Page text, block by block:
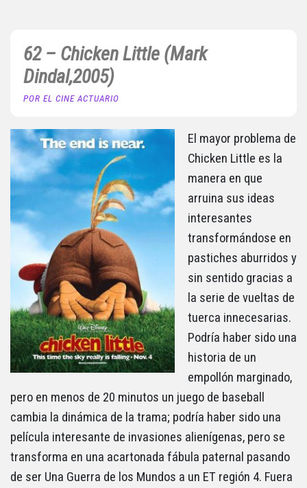
62 – Chicken Little (Mark
Dindal,2005)
POR EL CINE ACTUARIO
El mayor problema de
Chicken Little es la
manera en que
arruina sus ideas
interesantes
transformándose en
pastiches aburridos y
sin sentido gracias a
la serie de vueltas de
tuerca innecesarias.
Podría haber sido una
historia de un
empollón marginado,
pero en menos de 20 minutos un juego de baseball
cambia la dinámica de la trama; podría haber sido una
película interesante de invasiones alienígenas, pero se
transforma en una acartonada fábula paternal pasando
de ser Una Guerra de los Mundos a un ET región 4. Fuera